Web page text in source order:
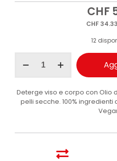
CHF
CHF34.33
12
Provenzali
Argan
Biologico
quantità
Deterge viso e corpo con Olio
pelli secche. 100% ingredienti